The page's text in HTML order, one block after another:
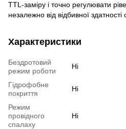
TTL-заміру і точно регулювати
незалежно від відбивної здатності
Характеристики
Бездротовий
режим роботи
Ні
Гідрофобне
покриття
Ні
Режим
провідного
спалаху
Ні